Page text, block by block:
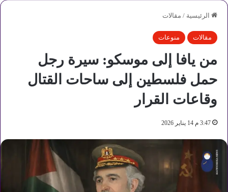
الرئيسية / مقالات
مقالات منوعات
من يافا إلى موسكو: سيرة رجل
حمل فلسطين إلى ساحات القتال
وقاعات القرار
3:47 م 14 يناير 2026